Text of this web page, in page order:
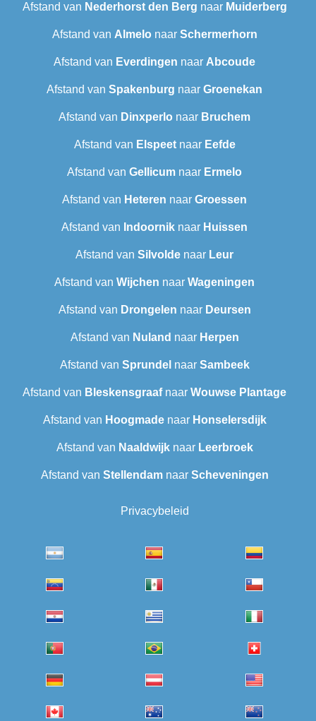
Afstand van Nederhorst den Berg naar Muiderberg
Afstand van Almelo naar Schermerhorn
Afstand van Everdingen naar Abcoude
Afstand van Spakenburg naar Groenekan
Afstand van Dinxperlo naar Bruchem
Afstand van Elspeetnaar Eefde
Afstand van Gellicum naar Ermelo
Afstand van Heteren naar Groessen
Afstand van Indoornik naar Huissen
Afstand van Silvolde naar Leur
Afstand van Wijchen naar Wageningen
Afstand van Drongelen naar Deursen
Afstand van Nuland naar Herpen
Afstand van Sprundel naar Sambeek
Afstand van Bleskensgraafnaar Wouwse Plantage
Afstand van Hoogmadenaar Honselersdijk
Afstand van Naaldwijknaar Leerbroek
Afstand van Stellendamnaar Scheveningen‎
Privacybeleid